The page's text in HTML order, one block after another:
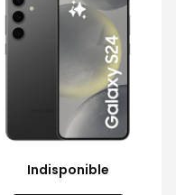
Indisponible